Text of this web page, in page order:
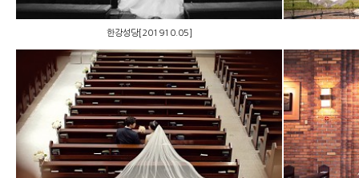
한강성당[201910.05]
수서성당 [190601]